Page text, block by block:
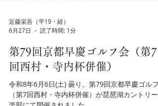
近藤栄吾（平19・経）
6月27日
読了時間: 1分
第79回京都早慶ゴルフ会（第7
回西村・寺内杯併催）